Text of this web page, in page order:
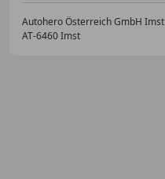
Autohero Österreich GmbH Imst
AT-6460 Imst